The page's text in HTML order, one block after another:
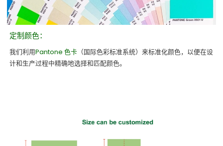
定制颜色：
我们利用Pantone 色卡 （国际色彩标准系统）来标准化颜色，以便在设
计和生产过程中精确地选择和匹配颜色。